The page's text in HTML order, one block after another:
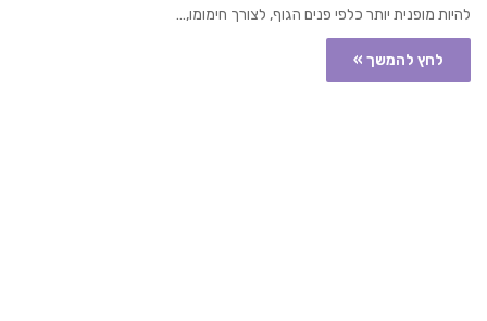
להיות מופנית יותר כלפי פנים הגוף, לצורך חימומו,…
לחץ להמשך »